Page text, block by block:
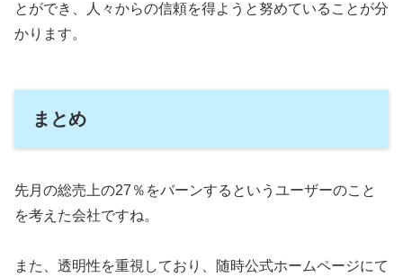
とができ、人々からの信頼を得ようと努めていることが分
かります。
まとめ
先月の総売上の27％をバーンするというユーザーのこと
を考えた会社ですね。
また、透明性を重視しており、随時公式ホームページにて